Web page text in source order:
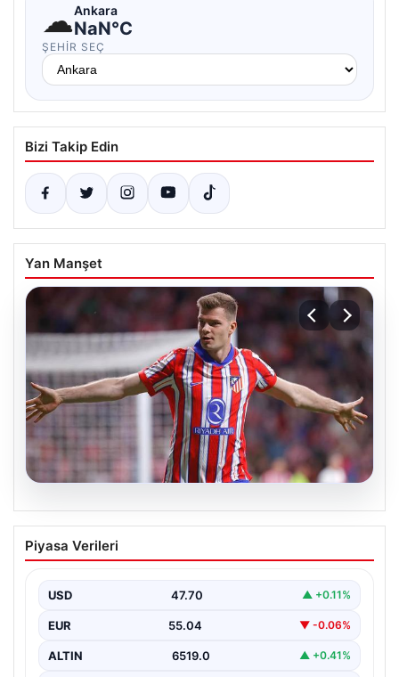
☁Ankara
NaN°C
ŞEHIR SEÇ
Bizi Takip Edin
Yan Manşet
Sörloth Transfer Yarışında Fenerbahçe
ve Beşiktaş Mücadelesi
sahne olurken, Süper Lig’in iki büyük devi,…
Piyasa Verileri
USD 47.70 ▲ +0.11%
EUR 55.04 ▼ -0.06%
ALTIN 6519.0 ▲ +0.41%